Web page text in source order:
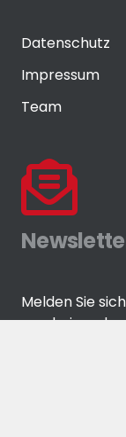
Datenschutz
Impressum
Team
Melden Sie